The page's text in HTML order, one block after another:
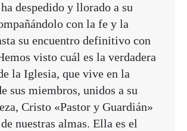
despedido y llorado a su
con la fe y la
su encuentro definitivo con
visto cuál es la verdadera
la Iglesia, que vive en la
sus miembros, unidos a su
Cristo «Pastor y Guardián»
nuestras almas. Ella es el